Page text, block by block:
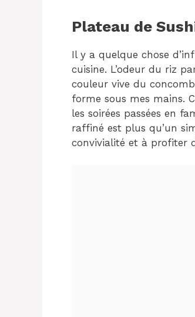
Plateau de
Il y a quelque chose
cuisine. L’odeur du riz
couleur vive du
forme sous mes mains.
les soirées passées en
raffiné est plus qu’un
convivialité et à profiter